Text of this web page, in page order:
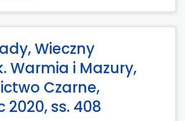
Wieczny
Warmia i Mazury,
Czarne,
2020, ss. 408